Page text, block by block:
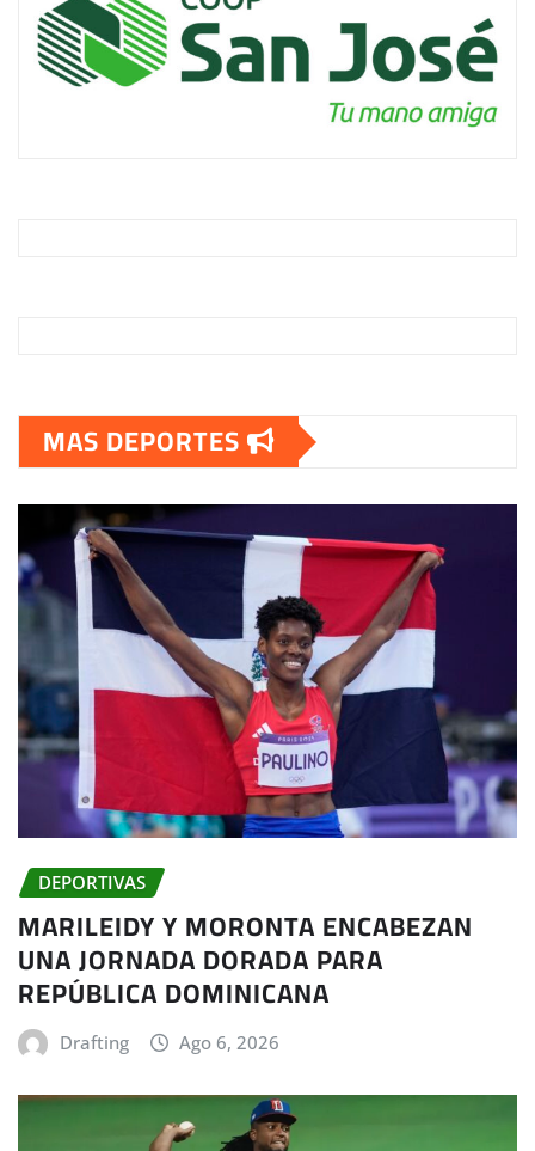
MAS DEPORTES
DEPORTIVAS
MARILEIDY Y MORONTA ENCABEZAN
UNA JORNADA DORADA PARA
REPÚBLICA DOMINICANA
Drafting Ago 6, 2026